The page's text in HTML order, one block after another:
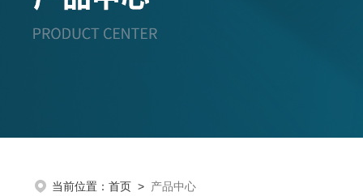
当前位置： 首页 > 产品中心